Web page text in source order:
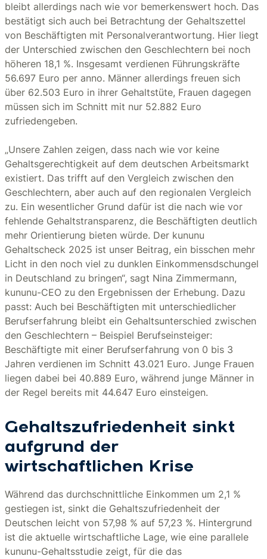
bleibt allerdings nach wie vor bemerkenswert hoch. Das
bestätigt sich auch bei Betrachtung der Gehaltszettel
von Beschäftigten mit Personalverantwortung. Hier liegt
der Unterschied zwischen den Geschlechtern bei noch
höheren 18,1 %. Insgesamt verdienen Führungskräfte
56.697 Euro per anno. Männer allerdings freuen sich
über 62.503 Euro in ihrer Gehaltstüte, Frauen dagegen
müssen sich im Schnitt mit nur 52.882 Euro
zufriedengeben.
„Unsere Zahlen zeigen, dass nach wie vor keine
Gehaltsgerechtigkeit auf dem deutschen Arbeitsmarkt
existiert. Das trifft auf den Vergleich zwischen den
Geschlechtern, aber auch auf den regionalen Vergleich
zu. Ein wesentlicher Grund dafür ist die nach wie vor
fehlende Gehaltstransparenz, die Beschäftigten deutlich
mehr Orientierung bieten würde. Der kununu
Gehaltscheck 2025 ist unser Beitrag, ein bisschen mehr
Licht in den noch viel zu dunklen Einkommensdschungel
in Deutschland zu bringen“, sagt Nina Zimmermann,
kununu-CEO zu den Ergebnissen der Erhebung. Dazu
passt: Auch bei Beschäftigten mit unterschiedlicher
Berufserfahrung bleibt ein Gehaltsunterschied zwischen
den Geschlechtern – Beispiel Berufseinsteiger:
Beschäftigte mit einer Berufserfahrung von 0 bis 3
Jahren verdienen im Schnitt 43.021 Euro. Junge Frauen
liegen dabei bei 40.889 Euro, während junge Männer in
der Regel bereits mit 44.647 Euro einsteigen.
Gehaltszufriedenheit sinkt
aufgrund der
wirtschaftlichen Krise
Während das durchschnittliche Einkommen um 2,1 %
gestiegen ist, sinkt die Gehaltszufriedenheit der
Deutschen leicht von 57,98 % auf 57,23 %. Hintergrund
ist die aktuelle wirtschaftliche Lage, wie eine parallele
kununu-Gehaltsstudie zeigt, für die das